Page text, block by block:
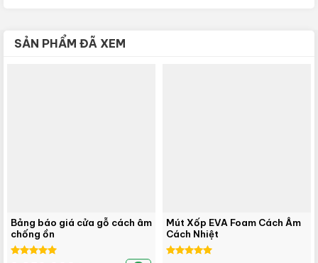
SẢN PHẨM ĐÃ XEM
Bảng báo giá cửa gỗ cách âm
chống ồn
Mút Xốp EVA Foam Cách Âm
Cách Nhiệt